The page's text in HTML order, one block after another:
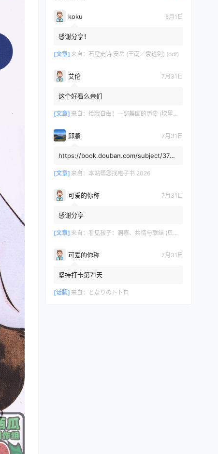
koku 8月1日
感谢分享！
[文章] 来自： 石窟史诗 安岳 (王南／袁进钊) (pdf)
艾伦 7月31日
这个好看么亲们
[文章] 来自： 给我自由！一部美国的历史 (坎里克·方纳／埃里克·方纳) (mobi+azw3+epub)
邱鹏 7月31日
https://book.douban.com/subject/3725
[文章] 来自： 本站帮您找电子书 2026
可爱的你称 7月31日
感谢分享
[文章] 来自： 看见孩子：洞察、共情与联结 (贝姬·肯尼迪) (mobi,azw3,epub)
可爱的你称 7月31日
坚持打卡第71天
[话题] 来自： となりのトトロ